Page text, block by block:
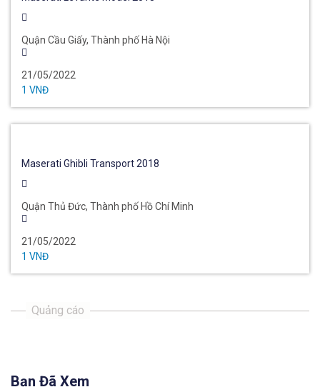
Quận Cầu Giấy, Thành phố Hà Nội
21/05/2022
1 VNĐ
Maserati Ghibli Transport 2018
Quận Thủ Đức, Thành phố Hồ Chí Minh
21/05/2022
1 VNĐ
Bạn Đã Xem